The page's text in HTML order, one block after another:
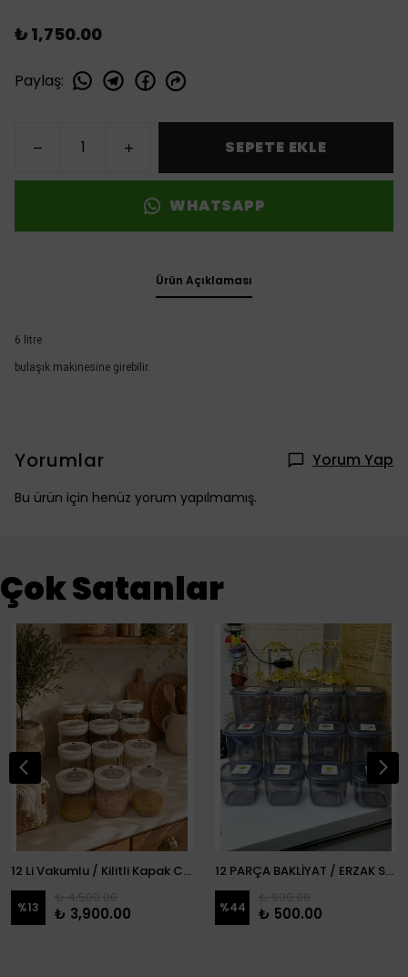
₺ 1,750.00
Paylaş:
SEPETE EKLE
WHATSAPP
Ürün Açıklaması
6 litre
bulaşık makinesine girebilir.
Yorumlar Yorum Yap
Bu ürün için henüz yorum yapılmamış.
Çok Satanlar
12 Li Vakumlu / Kilitli Kapak Cam Erzak Kabı / Kavanoz
%13 ₺ 3,900.00
12 PARÇA BAKLİYAT / ERZAK SETİ
%44 ₺ 500.00